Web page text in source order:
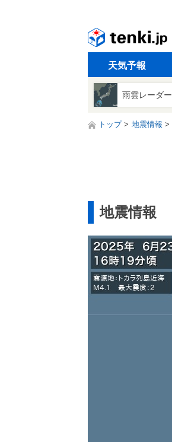
天気予報
雨雲レーダー
トップ 地震情報
地震情報